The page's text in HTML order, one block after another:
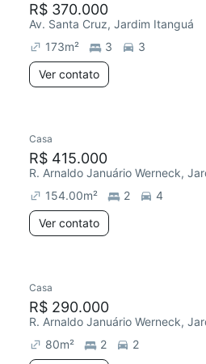
R$ 370.000
Av. Santa Cruz, Jardim Itanguá
173m² 3
3
Ver contato
Casa
R$ 415.000
R. Arnaldo Januário Werneck,
154.00m² 2
4
Ver contato
Casa
R$ 290.000
R. Arnaldo Januário Werneck,
80m² 2
2